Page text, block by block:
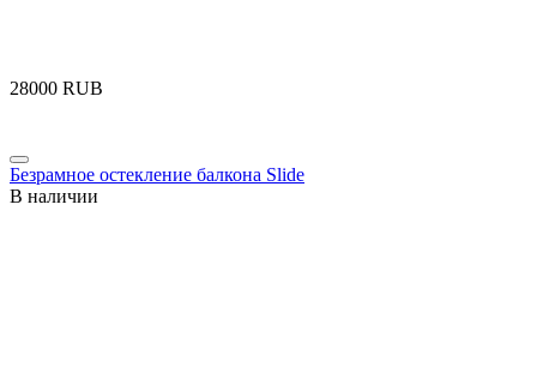
‍28000‍ RUB
Безрамное остекление балкона Slide
В наличии